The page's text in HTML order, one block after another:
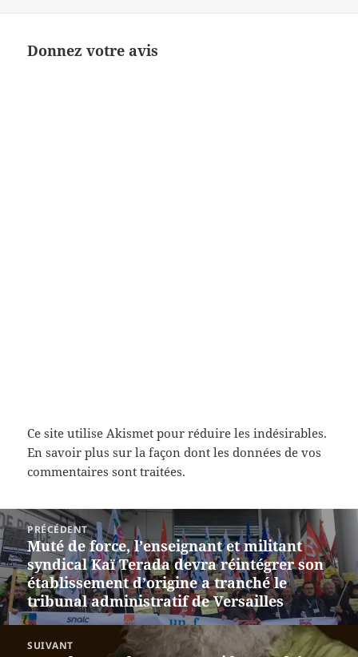
Donnez votre avis
Ce site utilise Akismet pour réduire les indésirables.
En savoir plus sur la façon dont les données de vos
commentaires sont traitées.
Navigation
de
l’article
PRÉCÉDENT
Article
précédent :
Muté de force, l’enseignant et militant
syndical Kaï Terada devra réintégrer son
établissement d’origine a tranché le
tribunal administratif de Versailles
SUIVANT